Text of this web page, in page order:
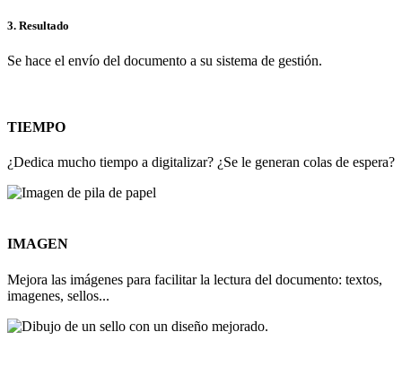
3. Resultado
Se hace el envío del documento a su sistema de gestión.
TIEMPO
¿Dedica mucho tiempo a digitalizar? ¿Se le generan colas de espera?
IMAGEN
Mejora las imágenes para facilitar la lectura del documento: textos,
imagenes, sellos...